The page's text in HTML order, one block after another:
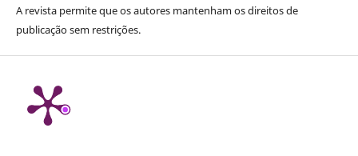
A revista permite que os autores mantenham os direitos de
publicação sem restrições.